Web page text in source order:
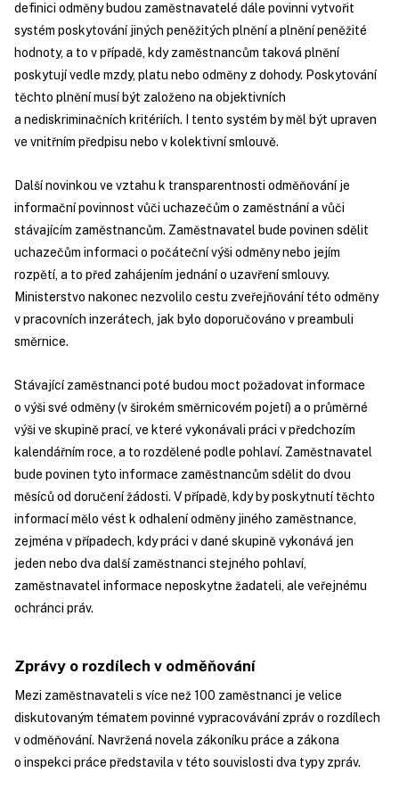
definici odměny budou zaměstnavatelé dále povinni vytvořit
systém poskytování jiných peněžitých plnění a plnění peněžité
hodnoty, a to v případě, kdy zaměstnancům taková plnění
poskytují vedle mzdy, platu nebo odměny z dohody. Poskytování
těchto plnění musí být založeno na objektivních
a nediskriminačních kritériích. I tento systém by měl být upraven
ve vnitřním předpisu nebo v kolektivní smlouvě.
Další novinkou ve vztahu k transparentnosti odměňování je
informační povinnost vůči uchazečům o zaměstnání a vůči
stávajícím zaměstnancům. Zaměstnavatel bude povinen sdělit
uchazečům informaci o počáteční výši odměny nebo jejím
rozpětí, a to před zahájením jednání o uzavření smlouvy.
Ministerstvo nakonec nezvolilo cestu zveřejňování této odměny
v pracovních inzerátech, jak bylo doporučováno v preambuli
směrnice.
Stávající zaměstnanci poté budou moct požadovat informace
o výši své odměny (v širokém směrnicovém pojetí) a o průměrné
výši ve skupině prací, ve které vykonávali práci v předchozím
kalendářním roce, a to rozdělené podle pohlaví. Zaměstnavatel
bude povinen tyto informace zaměstnancům sdělit do dvou
měsíců od doručení žádosti. V případě, kdy by poskytnutí těchto
informací mělo vést k odhalení odměny jiného zaměstnance,
zejména v případech, kdy práci v dané skupině vykonává jen
jeden nebo dva další zaměstnanci stejného pohlaví,
zaměstnavatel informace neposkytne žadateli, ale veřejnému
ochránci práv.
Zprávy o rozdílech v odměňování
Mezi zaměstnavateli s více než 100 zaměstnanci je velice
diskutovaným tématem povinné vypracovávání zpráv o rozdílech
v odměňování. Navržená novela zákoníku práce a zákona
o inspekci práce představila v této souvislosti dva typy zpráv.